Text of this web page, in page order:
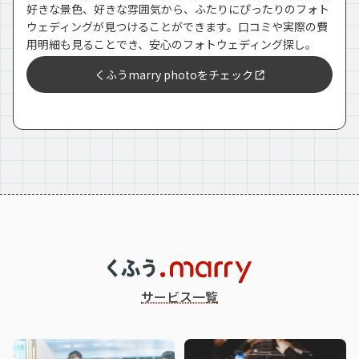
好きな景色、好きな雰囲気から、ふたりにぴったりのフォト
ウェディングが見つけることができます。口コミや実際の費
用明細も見ることでき、安心のフォトウェディング探し。
くふうmarry photoをチェック
サービス一覧